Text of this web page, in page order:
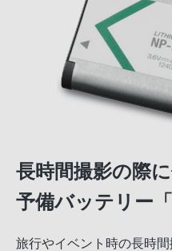
長時間撮影の際
予備バッテリー「
旅行やイベント時の長時